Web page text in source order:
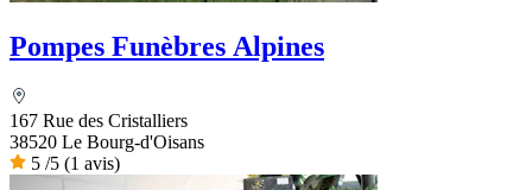
Pompes Funèbres Alpines
167 Rue des Cristalliers
38520 Le Bourg-d'Oisans
5 /5 (1 avis)